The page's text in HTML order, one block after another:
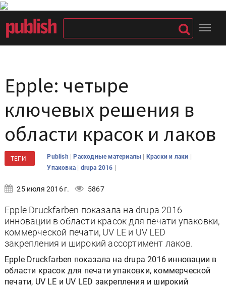
Epple: четыре
ключевых решения в
области красок и лаков
ТЕГИ Publish |Расходные материалы | Краски и лаки |
Упаковка | drupa 2016 |
25 июля 2016 г. 5867
Epple Druckfarben показала на drupa 2016
инновации в области красок для печати упаковки,
коммерческой печати, UV LE и UV LED
закрепления и широкий ассортимент лаков.
Epple Druckfarben показала на drupa 2016 инновации в
области красок для печати упаковки, коммерческой
печати, UV LE и UV LED закрепления и широкий